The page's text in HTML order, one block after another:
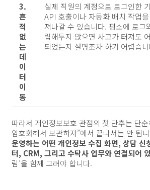
3.
흔
적
없
는
데
이
터
이
동
실제 직원의 계정으로 로그인한
API 호출이나 자동화 배치 작업
져나갈 수 있습니다. 평소에 로그
립해두지 않으면 사고가 터져도
되었는지 설명조차 하기 어렵습
따라서 개인정보보호 관점의 첫 단추는 단
암호화해서 보관하자”에서 끝나서는 안 됩
운영하는 어떤 개인정보 수집 화면, 상담 신
터, CRM, 그리고 수탁사 업무와 연결되어
림’을 함께 그려야 합니다.